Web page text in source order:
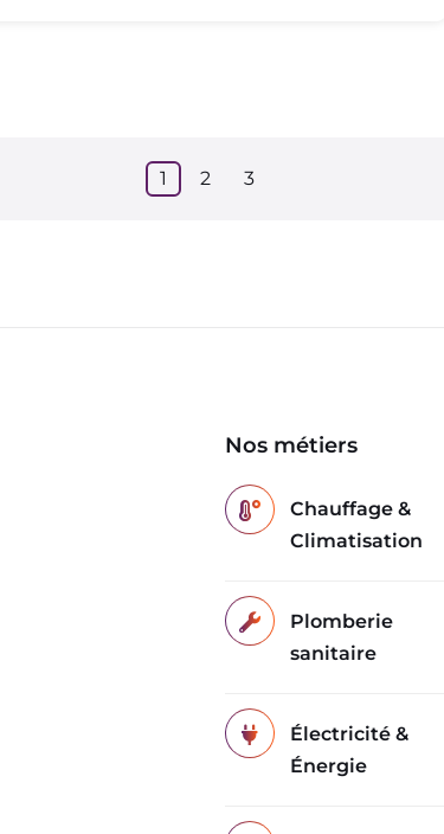
1 2 3
Nos métiers
Chauffage &
Climatisation
Plomberie
sanitaire
Électricité &
Énergie